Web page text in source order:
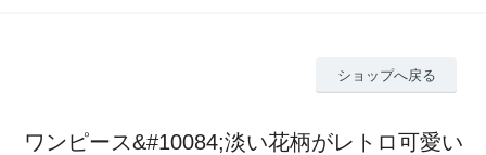
ショップへ戻る
ワンピース&#10084;淡い花柄がレトロ可愛い